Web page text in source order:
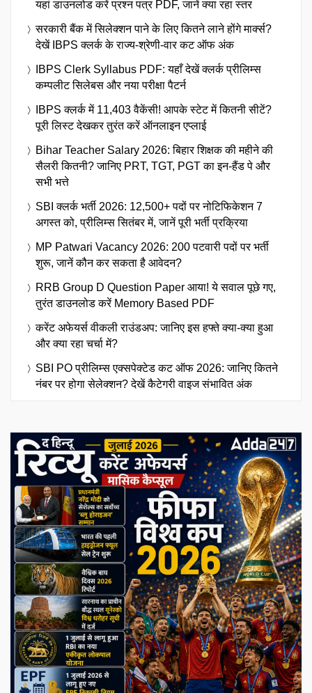
यहां डाउनलोड करें प्रश्न पत्र PDF, जानें क्या रहा स्तर
सरकारी बैंक में सिलेक्शन पाने के लिए कितने लाने होंगे मार्क्स?
देखें IBPS क्लर्क के राज्य-श्रेणी-वार कट ऑफ अंक
IBPS Clerk Syllabus PDF: यहाँ देखें क्लर्क प्रीलिम्स
कम्पलीट सिलेबस और नया परीक्षा पैटर्न
IBPS क्लर्क में 11,403 वैकेंसी! आपके स्टेट में कितनी सीटें?
पूरी लिस्ट देखकर तुरंत करें ऑनलाइन एप्लाई
Bihar Teacher Salary 2026: बिहार शिक्षक की महीने की
सैलरी कितनी? जानिए PRT, TGT, PGT का इन-हैंड पे और
सभी भत्ते
SBI क्लर्क भर्ती 2026: 12,500+ पदों पर नोटिफिकेशन 7
अगस्त को, प्रीलिम्स सितंबर में, जानें पूरी भर्ती प्रक्रिया
MP Patwari Vacancy 2026: 200 पटवारी पदों पर भर्ती
शुरू, जानें कौन कर सकता है आवेदन?
RRB Group D Question Paper आया! ये सवाल पूछे गए,
तुरंत डाउनलोड करें Memory Based PDF
करेंट अफेयर्स वीकली राउंडअप: जानिए इस हफ्ते क्या-क्या हुआ
और क्या रहा चर्चा में?
SBI PO प्रीलिम्स एक्सपेक्टेड कट ऑफ 2026: जानिए कितने
नंबर पर होगा सेलेक्शन? देखें कैटेगरी वाइज संभावित अंक